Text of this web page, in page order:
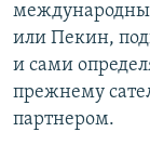
или Пекин,
и сами
прежнему
партнером.